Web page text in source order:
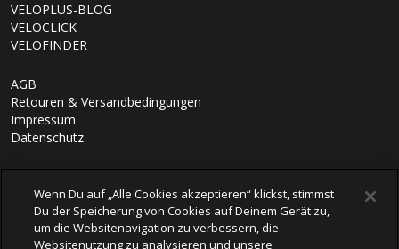
VELOPLUS-BLOG
VELOCLICK
VELOFINDER
AGB
Retouren & Versandbedingungen
Impressum
Datenschutz
Wenn Du auf „Alle Cookies akzeptieren“ klickst, stimmst
Du der Speicherung von Cookies auf Deinem Gerät zu,
um die Websitenavigation zu verbessern, die
Websitenutzung zu analysieren und unsere